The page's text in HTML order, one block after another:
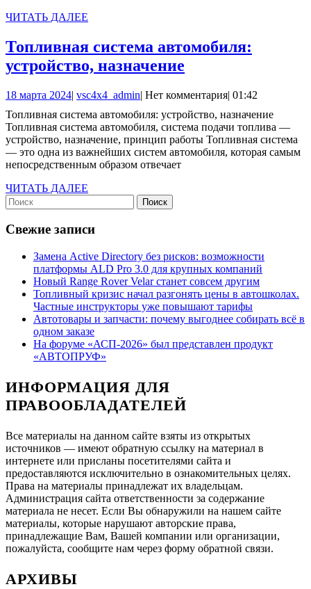
ЧИТАТЬ ДАЛЕЕ
Топливная система автомобиля:
устройство, назначение
автомобиля:
устройство,
назначение
18 марта 202418
2024
| vsc4x4_adminvsc4x4_admin
| Нет комментария| 01:42
Топливная система автомобиля: устройство, назначение
Топливная система автомобиля, система подачи топлива —
устройство, назначение, принцип работы Топливная система
— это одна из важнейших систем автомобиля, которая самым
непосредственным образом отвечает
ЧИТАТЬ ДАЛЕЕ
Найти:
Свежие записи
Замена Active Directory без рисков: возможности
платформы ALD Pro 3.0 для крупных компаний
Новый Range Rover Velar станет совсем другим
Топливный кризис начал разгонять цены в автошколах.
Частные инструкторы уже повышают тарифы
Автотовары и запчасти: почему выгоднее собирать всё в
одном заказе
На форуме «АСП-2026» был представлен продукт
«АВТОПРУФ»
ИНФОРМАЦИЯ ДЛЯ
ПРАВООБЛАДАТЕЛЕЙ
Все материалы на данном сайте взяты из открытых
источников — имеют обратную ссылку на материал в
интернете или присланы посетителями сайта и
предоставляются исключительно в ознакомительных целях.
Права на материалы принадлежат их владельцам.
Администрация сайта ответственности за содержание
материала не несет. Если Вы обнаружили на нашем сайте
материалы, которые нарушают авторские права,
принадлежащие Вам, Вашей компании или организации,
пожалуйста, сообщите нам через форму обратной связи.
АРХИВЫ